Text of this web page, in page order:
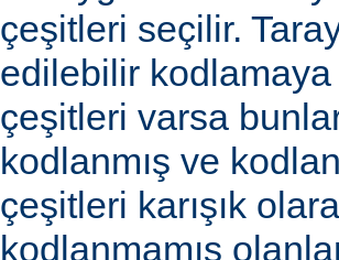
çeşitleri seçilir.
edilebilir
çeşitleri varsa
kodlanmış ve
çeşitleri karışık
kodlanmamış